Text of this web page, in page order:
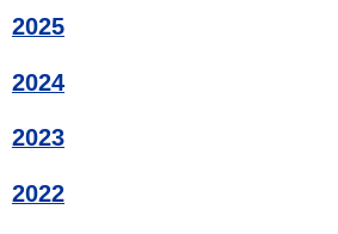
2025
2024
2023
2022